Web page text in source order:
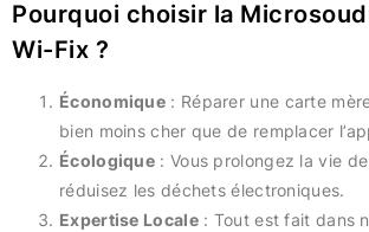
Pourquoi choisir la
Wi-Fix ?
Économique : Réparer une carte
bien moins cher que de remplacer
Écologique : Vous prolongez la vie
réduisez les déchets électroniques.
Expertise Locale: Tout est fait dans